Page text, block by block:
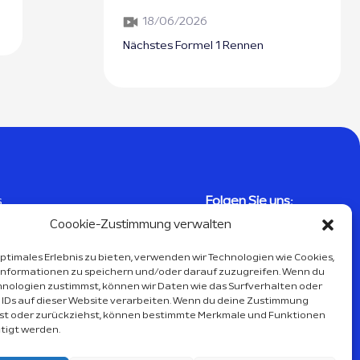
Coookie-Zustimmung verwalten
Erlebnis zu bieten, verwenden wir Technologien wie Cookies,
zu speichern und/oder darauf zuzugreifen. Wenn du
zustimmst, können wir Daten wie das Surfverhalten oder
auf dieser Website verarbeiten. Wenn du deine Zustimmung
oder zurückziehst, können bestimmte Merkmale und Funktionen
werden.
18/06/2026
Nächstes Formel 1 Rennen
Richtlinie
Folgen Sie uns: